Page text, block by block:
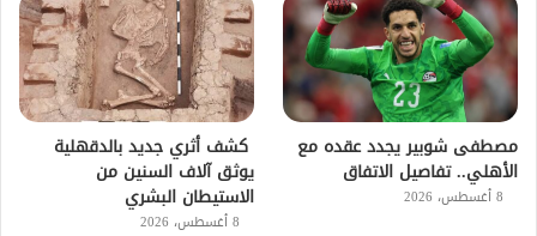
مصطفى شوبير يجدد عقده مع
الأهلي.. تفاصيل الاتفاق
8 أغسطس، 2026
كشف أثري جديد بالدقهلية
يوثق آلاف السنين من
الاستيطان البشري
8 أغسطس، 2026